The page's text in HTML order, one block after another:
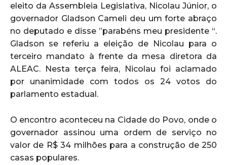
eleito da Assembleia Legislativa, Nicolau Júnior, o
governador Gladson Cameli deu um forte abraço
no deputado e disse ”parabéns meu presidente “.
Gladson se referiu a eleição de Nicolau para o
terceiro mandato à frente da mesa diretora da
ALEAC. Nesta terça feira, Nicolau foi aclamado
por unanimidade com todos os 24 votos do
parlamento estadual.
O encontro aconteceu na Cidade do Povo, onde o
governador assinou uma ordem de serviço no
valor de R$ 34 milhões para a construção de 250
casas populares.